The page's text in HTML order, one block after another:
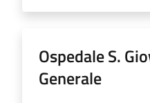
Ospedale S.
Generale